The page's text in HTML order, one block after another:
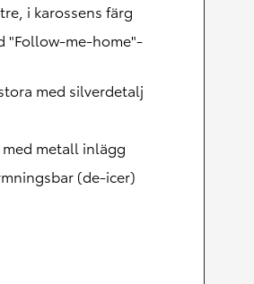
i karossens färg
"Follow-me-home"-
med silverdetalj
metall inlägg
(de-icer)